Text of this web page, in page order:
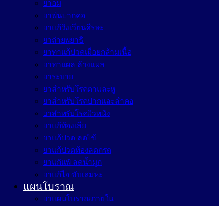
ยาอม
ยาพ่นปากคอ
ยาแก้วิงเวียนศีรษะ
ยาถ่ายพยาธิ
ยาทาแก้ปวดเมื่อยกล้ามเนื้อ
ยาทาแผล ล้างแผล
ยาระบาย
ยาสำหรับโรคตาและหู
ยาสำหรับโรคปากและลำคอ
ยาสำหรับโรคผิวหนัง
ยาแก้ท้องเสีย
ยาแก้ปวด ลดไข้
ยาแก้ปวดท้องลดกรด
ยาแก้แพ้ ลดน้ำมูก
ยาแก้ไอ ขับเสมหะ
แผนโบราณ
ยาแผนโบราณภายใน